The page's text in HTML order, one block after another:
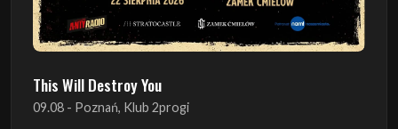
This Will Destroy You
09.08 - Poznań, Klub 2progi